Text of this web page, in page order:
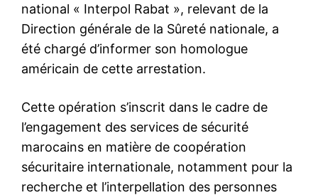
national « Interpol Rabat », relevant de la
Direction générale de la Sûreté nationale, a
été chargé d’informer son homologue
américain de cette arrestation.
Cette opération s’inscrit dans le cadre de
l’engagement des services de sécurité
marocains en matière de coopération
sécuritaire internationale, notamment pour la
recherche et l’interpellation des personnes